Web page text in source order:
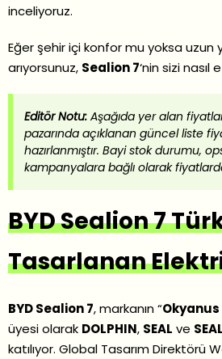
inceliyoruz.
Eğer şehir içi konfor mu yoksa uzun
arıyorsunuz, Sealion 7‘nin sizi
Editör Notu: Aşağıda yer alan
pazarında açıklanan güncel liste
hazırlanmıştır. Bayi stok durumu,
kampanyalara bağlı olarak
BYD Sealion 7
Tasarlanan
BYD Sealion 7, markanın “Okyanus
üyesi olarak DOLPHIN, SEAL ve
katılıyor. Global Tasarım Direktörü